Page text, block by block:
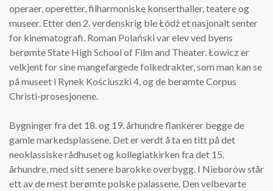
operaer, operetter, filharmoniske konserthaller, teatere og
museer. Etter den 2. verdenskrig ble Łódź et nasjonalt senter
for kinematografi. Roman Polański var elev ved byens
berømte State High School of Film and Theater. Łowicz er
velkjent for sine mangefargede folkedrakter, som man kan se
på museet i Rynek Kościuszki 4, og de berømte Corpus
Christi-prosesjonene.
Bygninger fra det 18. og 19. århundre flankerer begge de
gamle markedsplassene. Det er verdt å ta en titt på det
neoklassiske rådhuset og kollegiatkirken fra det 15.
århundre, med sitt senere barokke overbygg. I Nieborów står
ett av de mest berømte polske palassene. Den velbevarte